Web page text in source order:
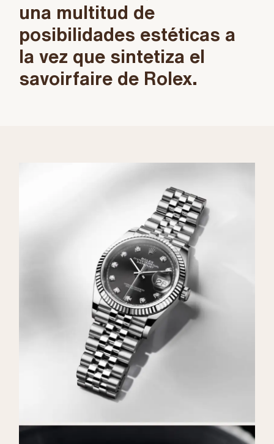
una multitud de
posibilidades estéticas a
la vez que sintetiza el
savoirfaire de Rolex.